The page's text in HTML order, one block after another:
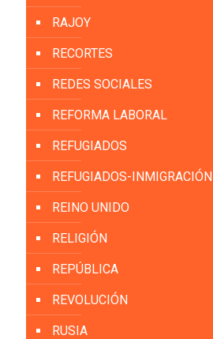
RAJOY
RECORTES
REDES SOCIALES
REFORMA LABORAL
REFUGIADOS
REFUGIADOS-INMIGRACIÓN
REINO UNIDO
RELIGIÓN
REPÚBLICA
REVOLUCIÓN
RUSIA